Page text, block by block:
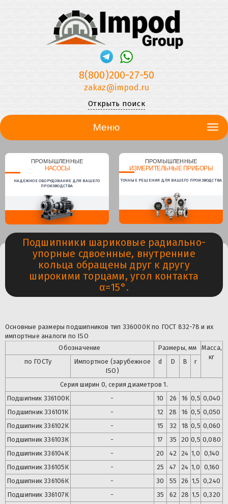
8(800)200-27-50
zakaz@impod.ru
Открыть поиск
Меню
ПРОМЫШЛЕННЫЕ
НАСОСЫ
НАДЕЖНОЕ ОБОРУДОВАНИЕ ДЛЯ ВАШЕГО
ПРОИЗВОДСТВА
ПРОМЫШЛЕННЫЕ
ИЗМЕРИТЕЛЬНЫЕ ПРИБОРЫ
ТОЧНЫЕ РЕШЕНИЯ ДЛЯ ВАШЕГО ПРОИЗВОДСТВА
Подшипники шариковые радиально-
упорные сдвоенные, внутренние
кольца обращены друг к другу
широкими торцами, угол контакта
α=15°.
Основные размеры подшипников тип 336000К по ГОСТ 832-78 и их
импортные аналоги по ISO
Обозначение
Размеры, мм
Масса,
кг
по ГОСТу
Импортное (зарубежное
ISO)
d D B r
Серия ширин 0, серия диаметров 1.
Подшипник 336100К
- 10 26 16 0,5 0,040
Подшипник 336101К - 12 28 16 0,5 0,050
Подшипник 336102К - 15 32 18 0,5 0,060
Подшипник 336103К - 17 35 20 0,5 0,080
Подшипник 336104К - 20 42 24 1,0 0,140
Подшипник 336105К - 25 47 24 1,0 0,160
Подшипник 336106К - 30 55 26 1,5 0,240
Подшипник 336107К - 35 62 28 1,5 0,320